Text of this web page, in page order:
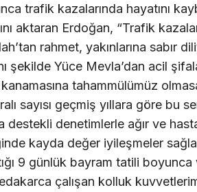
trafik kazalarında hayatını
aktaran Erdoğan, “Trafik
rahmet, yakınlarına sabır
şekilde Yüce Mevla’dan acil
kanamasına tahammülümüz
sayısı geçmiş yıllara göre bu
denetimlerle ağır ve
kayda değer iyileşmeler
9 günlük bayram tatili boyunca
çalışan kolluk